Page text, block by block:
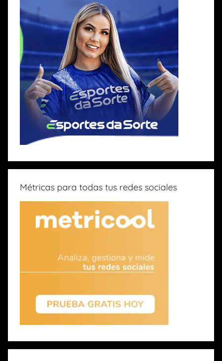
Métricas para todas tus redes sociales